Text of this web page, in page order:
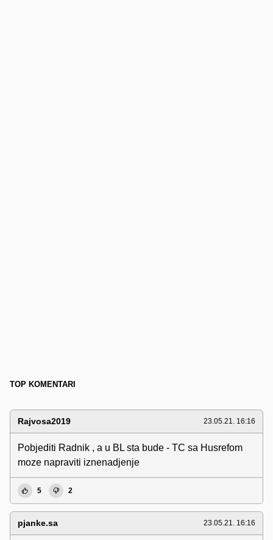
TOP KOMENTARI
Rajvosa2019 23.05.21. 16:16
Pobjediti Radnik , a u BL sta bude - TC sa Husrefom
moze napraviti iznenadjenje
5 2
pjanke.sa 23.05.21. 16:16